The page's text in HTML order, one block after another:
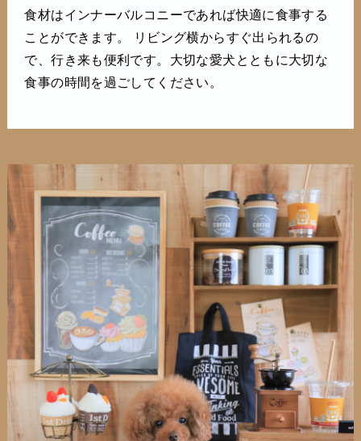
食材はインナーバルコニーであれば快適に食事する
ことができます。 リビング横からすぐ出られるの
で、行き来も便利です。大切な愛犬とともに大切な
食事の時間を過ごしてください。